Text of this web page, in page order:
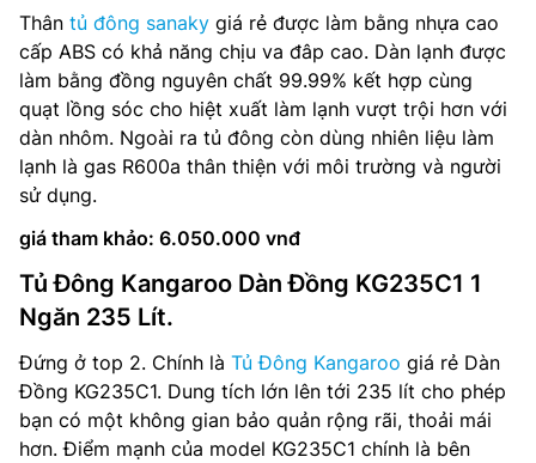
Thân tủ đông sanaky giá rẻ được làm bằng nhựa cao
cấp ABS có khả năng chịu va đâp cao. Dàn lạnh được
làm bằng đồng nguyên chất 99.99% kết hợp cùng
quạt lồng sóc cho hiệt xuất làm lạnh vượt trội hơn với
dàn nhôm. Ngoài ra tủ đông còn dùng nhiên liệu làm
lạnh là gas R600a thân thiện với môi trường và người
sử dụng.
giá tham khảo: 6.050.000 vnđ
Tủ Đông Kangaroo Dàn Đồng KG235C1 1
Ngăn 235 Lít.
Đứng ở top 2. Chính là Tủ Đông Kangaroo giá rẻ Dàn
Đồng KG235C1. Dung tích lớn lên tới 235 lít cho phép
bạn có một không gian bảo quản rộng rãi, thoải mái
hơn. Điểm mạnh của model KG235C1 chính là bên